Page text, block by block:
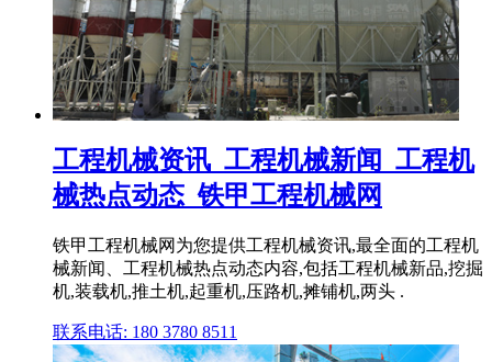
工程机械资讯_工程机械新闻_工程机
械热点动态_铁甲工程机械网
铁甲工程机械网为您提供工程机械资讯,最全面的工程机
械新闻、工程机械热点动态内容,包括工程机械新品,挖掘
机,装载机,推土机,起重机,压路机,摊铺机,两头 .
联系电话: 180 3780 8511